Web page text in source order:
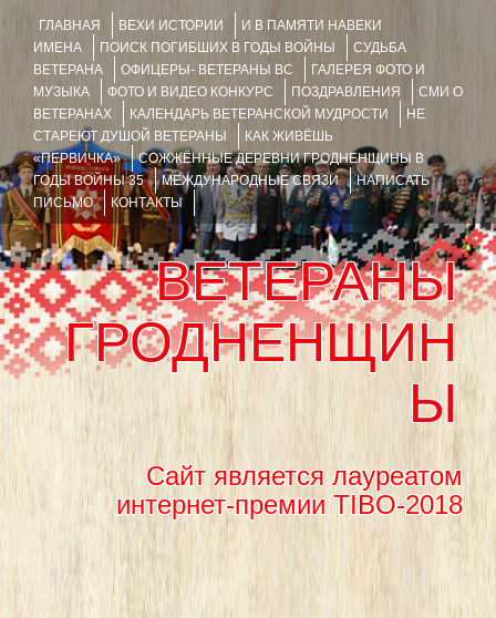
ГЛАВНАЯ ВЕХИ ИСТОРИИ
И В ПАМЯТИ НАВЕКИ
ИМЕНА
ПОИСК ПОГИБШИХ В ГОДЫ ВОЙНЫ
СУДЬБА
ВЕТЕРАНА
ОФИЦЕРЫ- ВЕТЕРАНЫ ВС
ГАЛЕРЕЯ ФОТО И
МУЗЫКА
ФОТО И ВИДЕО КОНКУРС ПОЗДРАВЛЕНИЯ
СМИ О
ВЕТЕРАНАХ
КАЛЕНДАРЬ ВЕТЕРАНСКОЙ МУДРОСТИ
НЕ
СТАРЕЮТ ДУШОЙ ВЕТЕРАНЫ
КАК ЖИВЁШЬ
«ПЕРВИЧКА»
СОЖЖЁННЫЕ ДЕРЕВНИ ГРОДНЕНЩИНЫ В
ГОДЫ ВОЙНЫ 35
МЕЖДУНАРОДНЫЕ СВЯЗИ
НАПИСАТЬ
ПИСЬМО
КОНТАКТЫ
ВЕТЕРАНЫ
ГРОДНЕНЩИН
Ы
Сайт является лауреатом
интернет-премии TIBO-2018